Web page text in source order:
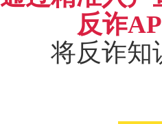
反诈
将反诈知